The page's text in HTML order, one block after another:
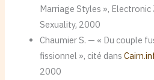
Marriage Styles »,
Sexuality, 2000
Chaumier S. — « Du couple
fissionnel », cité dans
2000